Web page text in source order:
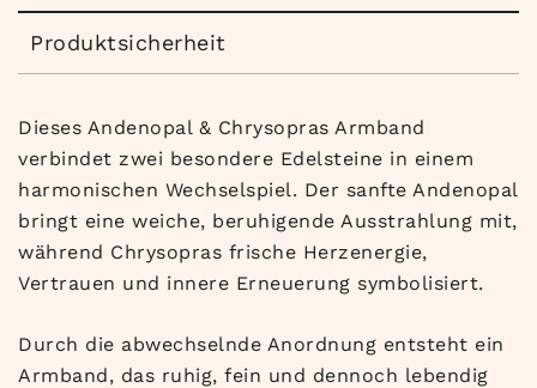
Produktsicherheit
Dieses Andenopal & Chrysopras Armband
verbindet zwei besondere Edelsteine in einem
harmonischen Wechselspiel. Der sanfte Andenopal
bringt eine weiche, beruhigende Ausstrahlung mit,
während Chrysopras frische Herzenergie,
Vertrauen und innere Erneuerung symbolisiert.
Durch die abwechselnde Anordnung entsteht ein
Armband, das ruhig, fein und dennoch lebendig